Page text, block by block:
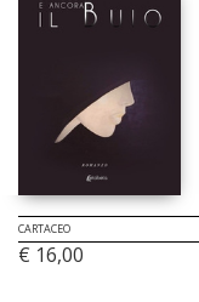
CARTACEO
€ 16,00